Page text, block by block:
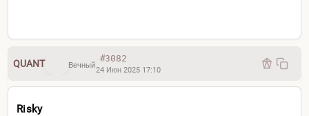
QUANT Вечный
#3082
24 Июн 2025 17:10
Risky